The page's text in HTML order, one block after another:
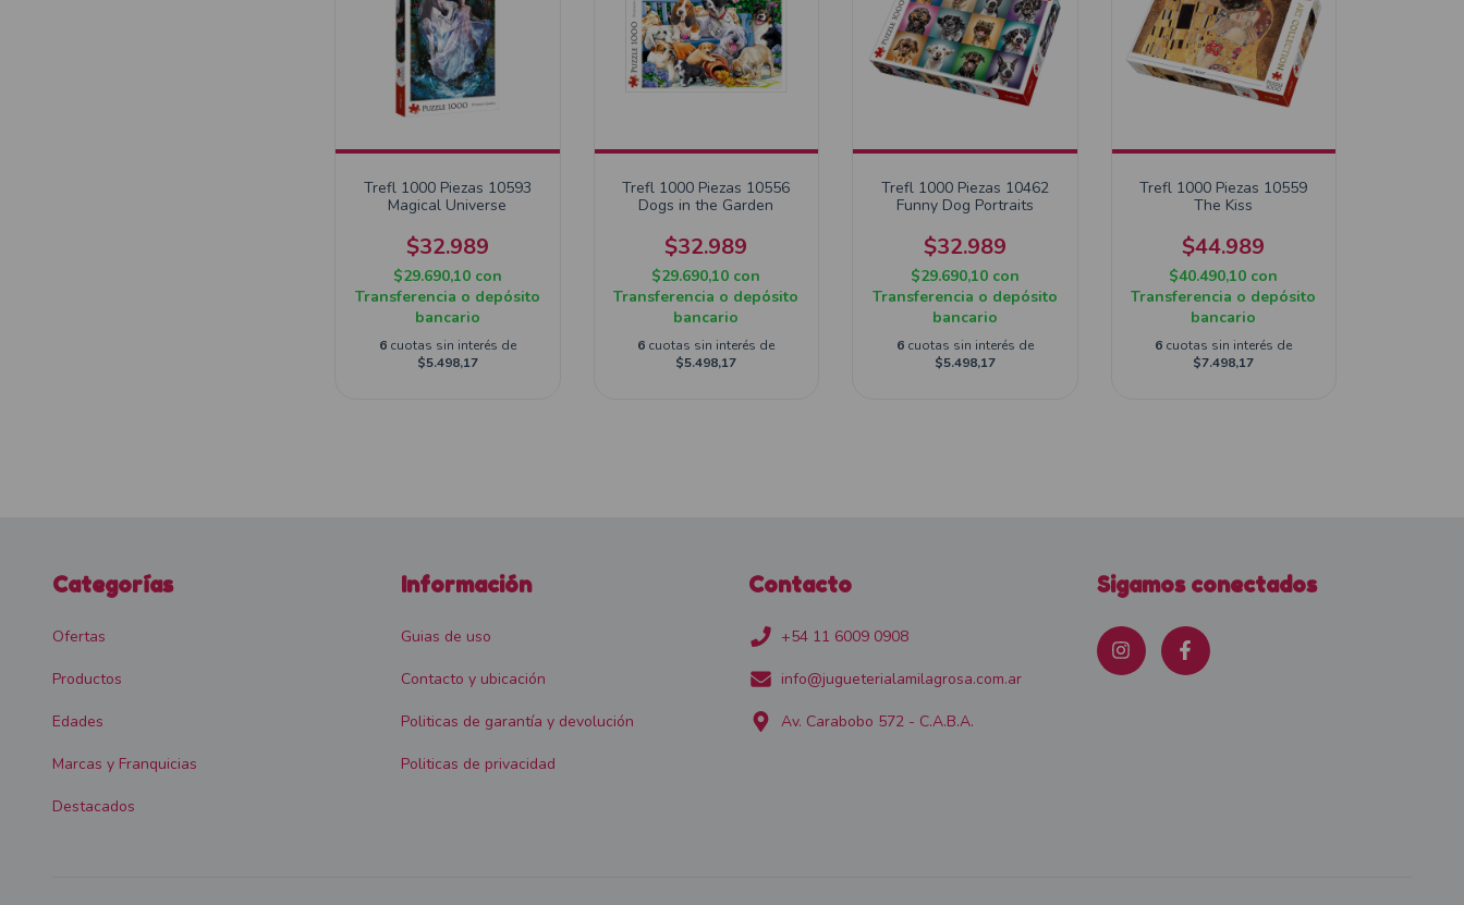
Trefl 1000 Piezas 10593
Magical Universe
$32.989
$29.690,10 con
Transferencia o depósito
bancario
6 cuotas sin interés de
$5.498,17
Trefl 1000 Piezas 10556
Dogs in the Garden
$32.989
$29.690,10 con
Transferencia o depósito
bancario
6 cuotas sin interés de
$5.498,17
Trefl 1000 Piezas 10462
Funny Dog Portraits
$32.989
$29.690,10 con
Transferencia o depósito
bancario
6 cuotas sin interés de
$5.498,17
Trefl 1000 Piezas 10559
The Kiss
$44.989
$40.490,10 con
Transferencia o depósito
bancario
6 cuotas sin interés de
$7.498,17
Categorías
Ofertas
Productos
Edades
Marcas y Franquicias
Destacados
Información
Guias de uso
Contacto y ubicación
Politicas de garantía y devolución
Politicas de privacidad
Contacto
+54 11 6009 0908
info@jugueterialamilagrosa.com.ar
Av. Carabobo 572 - C.A.B.A.
Sigamos conectados